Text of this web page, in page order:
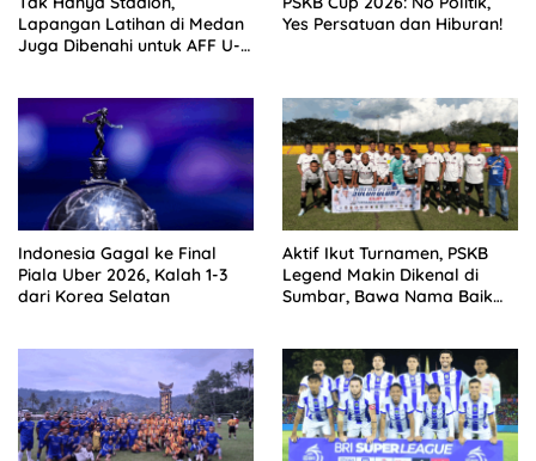
Lapangan Latihan di Medan
Juga Dibenahi untuk AFF U-
Yes Persatuan dan Hiburan!
Indonesia Gagal ke Final
Piala Uber 2026, Kalah 1-3
dari Korea Selatan
Aktif Ikut Turnamen, PSKB
Legend Makin Dikenal di
Sumbar, Bawa Nama Baik